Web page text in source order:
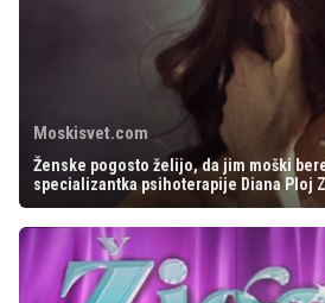
Moskisvet.com
Ženske pogosto želijo, da jim moški
specializantka psihoterapije Diana Ploj